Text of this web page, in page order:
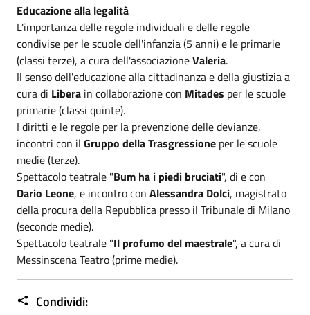
Educazione alla legalità
L'importanza delle regole individuali e delle regole
condivise per le scuole dell'infanzia (5 anni) e le primarie
(classi terze), a cura dell'associazioneValeria.
Il senso dell'educazione alla cittadinanza e della giustizia a
cura di Libera in collaborazione con Mitades per le scuole
primarie (classi quinte).
I diritti e le regole per la prevenzione delle devianze,
incontri con il Gruppo della Trasgressione per le scuole
medie (terze).
Spettacolo teatrale "Bum ha i piedi bruciati", di e con
Dario Leone, e incontro con Alessandra Dolci, magistrato
della procura della Repubblica presso il Tribunale di Milano
(seconde medie).
Spettacolo teatrale "Il profumo del maestrale", a cura di
Messinscena Teatro (prime medie).
Condividi: